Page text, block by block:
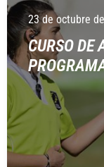
23 de octubre
CURSO DE